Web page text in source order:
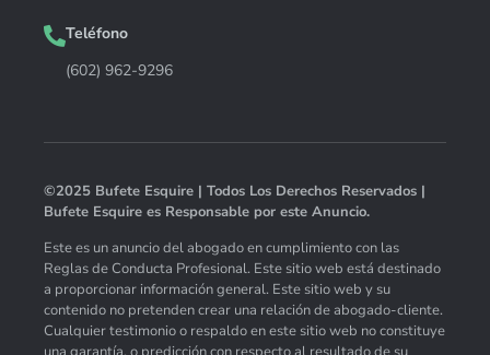
Teléfono
(602) 962-9296
©2025 Bufete Esquire | Todos Los Derechos Reservados |
Bufete Esquire es Responsable por este Anuncio.
Este es un anuncio del abogado en cumplimiento con las
Reglas de Conducta Profesional. Este sitio web está destinado
a proporcionar información general. Este sitio web y su
contenido no pretenden crear una relación de abogado-cliente.
Cualquier testimonio o respaldo en este sitio web no constituye